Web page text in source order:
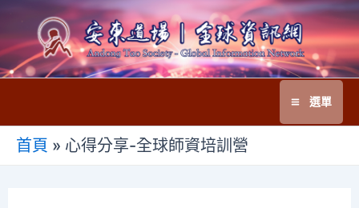
至
主
Main
選單
首頁 » 心得分享-全球師資培訓營